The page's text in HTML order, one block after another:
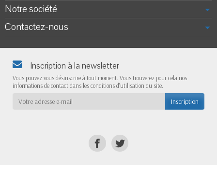
Notre société
Contactez-nous
Inscription à la newsletter
Vous pouvez vous désinscrire à tout moment. Vous trouverez pour cela nos
informations de contact dans les conditions d'utilisation du site.
Inscription